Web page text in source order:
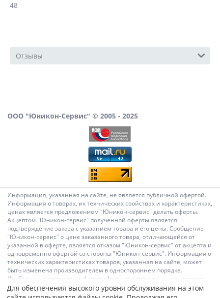
48
Отзывы
ООО "Юникон-Сервис" © 2005 - 2025
Информация, указанная на сайте, не является публичной офертой.
Информация о товарах, их технических свойствах и характеристиках,
ценах является предложением "Юникон-сервис" делать оферты.
Акцептом "Юникон-сервис" полученной оферты является
подтверждение заказа с указанием товара и его цены. Сообщение
"Юникон-сервис" о цене заказанного товара, отличающейся от
указанной в оферте, является отказом "Юникон-сервис" от акцепта и
одновременно офертой со стороны "Юникон-сервис". Информация о
технических характеристиках товаров, указанная на сайте, может
быть изменена производителем в одностороннем порядке.
Изображения товаров на фотографиях, представленных в каталоге
на сайте, могут отличаться от оригиналов. Информация о цене
товара, указанная в каталоге на сайте, может отличаться от
Для обеспечения высокого уровня обслуживания на этом